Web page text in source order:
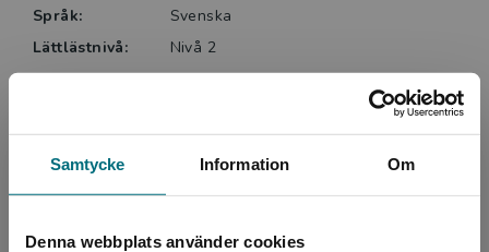
Samtycke Information Om
Denna webbplats använder cookies
Språk:
Svenska
Lättlästnivå:
Nivå 2
ISBN:
9789180773966
Artikelnummer:
47305-01
Upplaga:
Första